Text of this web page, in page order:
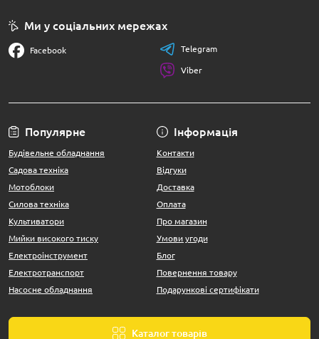
Популярне
Будівельне обладнання
Садова техніка
Мотоблоки
Силова техніка
Культиватори
Мийки високого тиску
Електроінструмент
Електротранспорт
Насосне обладнання
Інформація
Контакти
Відгуки
Доставка
Оплата
Про магазин
Умови угоди
Блог
Повернення товару
Подарункові сертифікати
Каталог товарів
Ми у соціальних мережах
Facebook Telegram
Viber